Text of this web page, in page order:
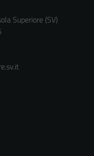
Superiore (SV)